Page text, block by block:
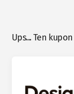
Ups... Ten